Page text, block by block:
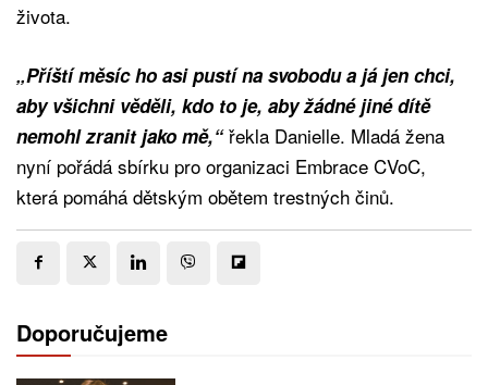
života.
„Příští měsíc ho asi pustí na svobodu a já jen chci,
aby všichni věděli, kdo to je, aby žádné jiné dítě
nemohl zranit jako mě,“řekla Danielle. Mladá žena
nyní pořádá sbírku pro organizaci Embrace CVoC,
která pomáhá dětským obětem trestných činů.
Doporučujeme